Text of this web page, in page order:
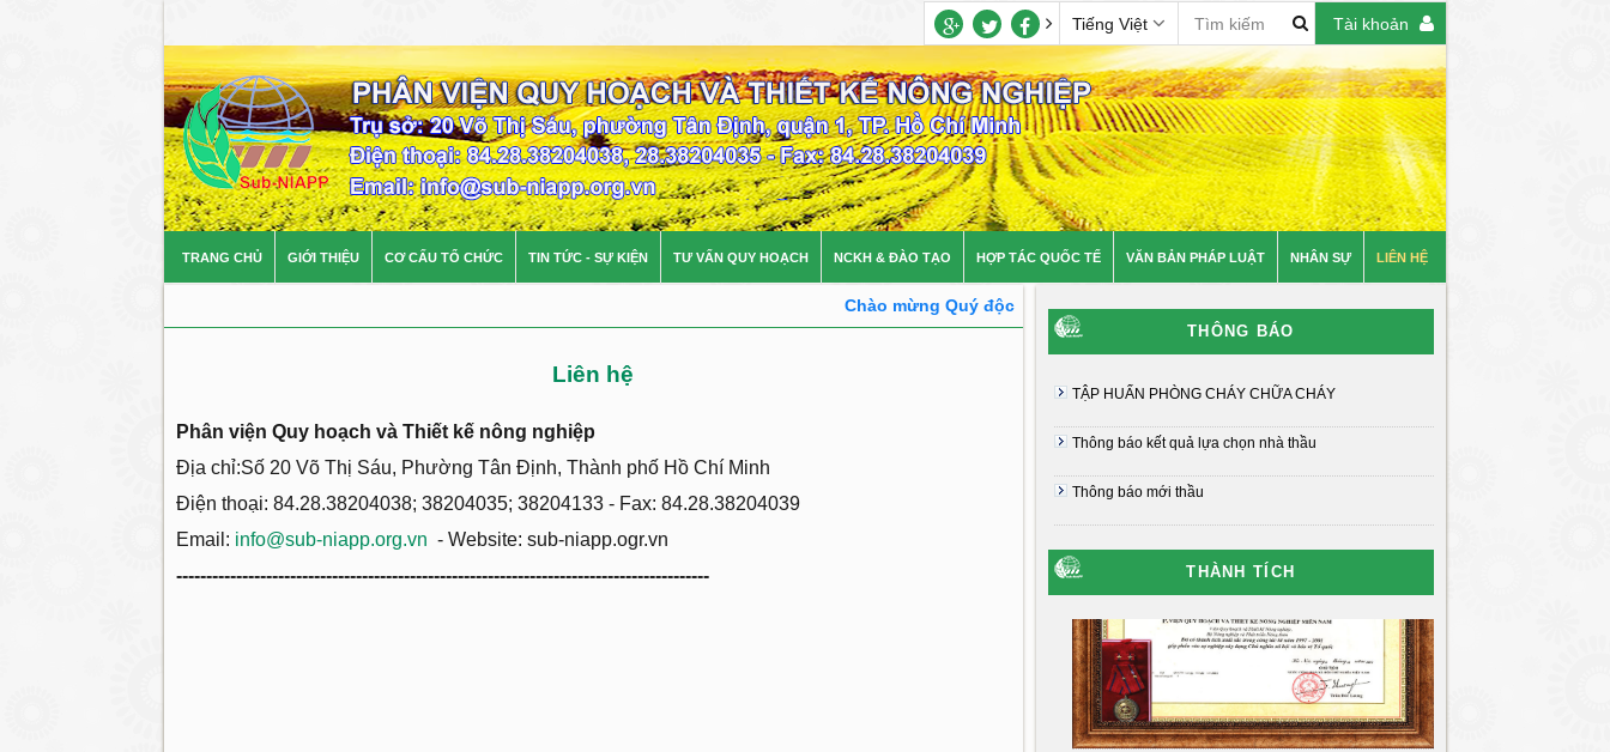
Tài khoản
Tiếng Việt
TRANG CHỦ GIỚI THIỆU CƠ CẤU TỔ CHỨC TIN TỨC - SỰ KIỆN TƯ VẤN QUY HOẠCH NCKH & ĐÀO TẠO HỢP TÁC QUỐC TẾ VĂN BẢN PHÁP LUẬT NHÂN SỰ LIÊN HỆ
Chào mừng Quý độc giả đến với trang thông tin điện tử của Phân viện Quy hoạch và TKNN
Liên hệ
Phân viện Quy hoạch và Thiết kế nông nghiệp
Địa chỉ:Số 20 Võ Thị Sáu, Phường Tân Định, Thành phố Hồ Chí Minh
Điện thoại: 84.28.38204038; 38204035; 38204133 - Fax: 84.28.38204039
Email: info@sub-niapp.org.vn - Website: sub-niapp.ogr.vn
-----------------------------------------------------------------------------------------
THÔNG BÁO
TẬP HUẤN PHÒNG CHÁY CHỮA CHÁY
Thông báo kết quả lựa chọn nhà thầu
Thông báo mới thầu
THÀNH TÍCH